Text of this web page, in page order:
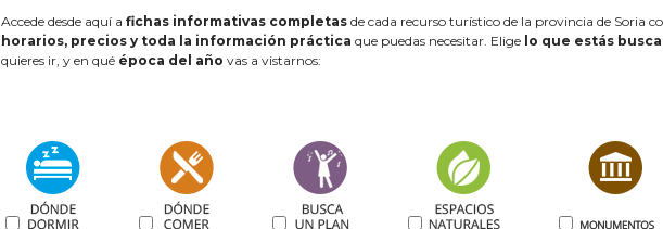
Accede desde aquí a fichas informativas completas de cada recurso turístico de la provincia de Soria
horarios, precios y toda la información práctica que puedas necesitar. Elige lo que estás
quieres ir, y en qué época del año vas a vistarnos: